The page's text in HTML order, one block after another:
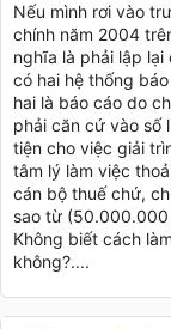
Nếu mình rơi vào
chính năm 2004
nghĩa là phải lập
có hai hệ thống
hai là báo cáo do
phải căn cứ vào số
tiện cho việc giải
tâm lý làm việc
cán bộ thuế chứ,
sao từ
Không biết cách
không?....